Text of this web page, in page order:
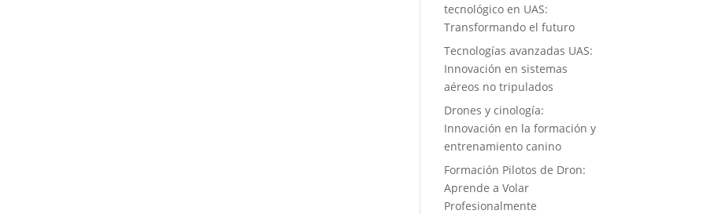
tecnológico en UAS:
Transformando el futuro
Tecnologías avanzadas UAS:
Innovación en sistemas
aéreos no tripulados
Drones y cinología:
Innovación en la formación y
entrenamiento canino
Formación Pilotos de Dron:
Aprende a Volar
Profesionalmente